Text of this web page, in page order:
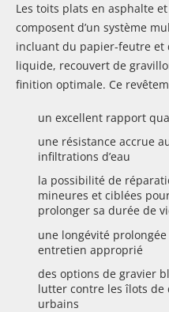
Les toits plats en asphalte
composent d’un système
incluant du papier-feutre et
liquide, recouvert de
finition optimale. Ce
un excellent rapport
une résistance accrue
infiltrations d’eau
la possibilité de
mineures et ciblées
prolonger sa durée de
une longévité prolongée
entretien approprié
des options de gravier
lutter contre les îlots de
urbains